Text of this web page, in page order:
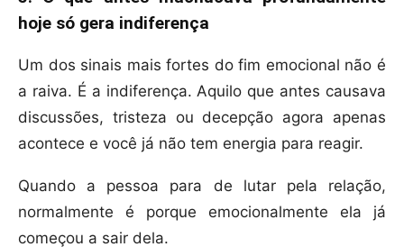
hoje só gera indiferença
Um dos sinais mais fortes do fim emocional não é
a raiva. É a indiferença. Aquilo que antes causava
discussões, tristeza ou decepção agora apenas
acontece e você já não tem energia para reagir.
Quando a pessoa para de lutar pela relação,
normalmente é porque emocionalmente ela já
começou a sair dela.